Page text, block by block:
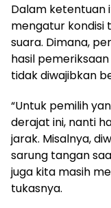
Dalam ketentuan
mengatur kondisi
suara. Dimana,
hasil
tidak diwajibkan
“Untuk pemilih
derajat ini, nanti
jarak. Misalnya,
sarung tangan
juga kita masih
tukasnya.